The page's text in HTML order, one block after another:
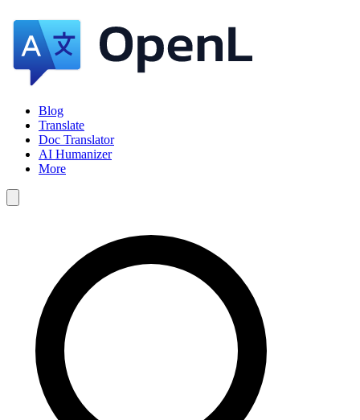
Blog
Translate
Doc Translator
AI Humanizer
More